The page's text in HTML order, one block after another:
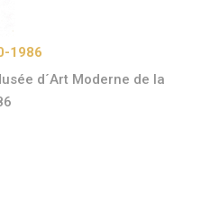
1986
d´Art Moderne de la